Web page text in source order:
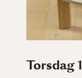
Torsdag